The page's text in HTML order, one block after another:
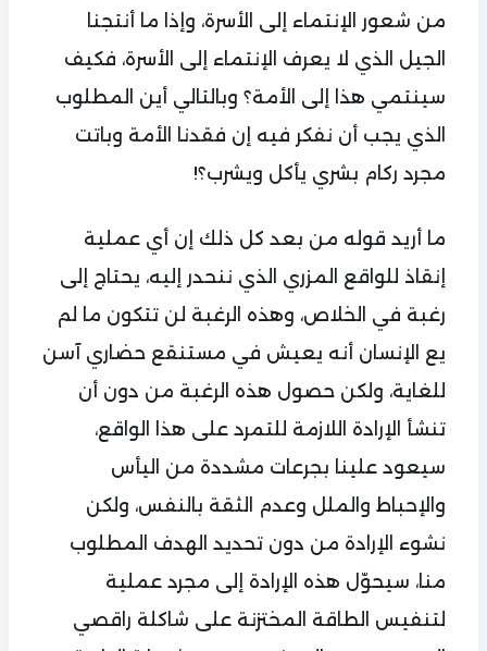
من شعور الإنتماء إلى الأسرة، وإذا ما أنتجنا
الجيل الذي لا يعرف الإنتماء إلى الأسرة، فكيف
سينتمي هذا إلى الأمة؟ وبالتالي أين المطلوب
الذي يجب أن نفكر فيه إن فقدنا الأمة وباتت
مجرد ركام بشري يأكل ويشرب؟!
ما أريد قوله من بعد كل ذلك إن أي عملية
إنقاذ للواقع المزري الذي ننحدر إليه، يحتاج إلى
رغبة في الخلاص، وهذه الرغبة لن تتكون ما لم
يع الإنسان أنه يعيش في مستنقع حضاري آسن
للغاية، ولكن حصول هذه الرغبة من دون أن
تنشأ الإرادة اللازمة للتمرد على هذا الواقع،
سيعود علينا بجرعات مشددة من اليأس
والإحباط والملل وعدم الثقة بالنفس، ولكن
نشوء الإرادة من دون تحديد الهدف المطلوب
منا، سيحوّل هذه الإرادة إلى مجرد عملية
لتنفيس الطاقة المختزنة على شاكلة راقصي